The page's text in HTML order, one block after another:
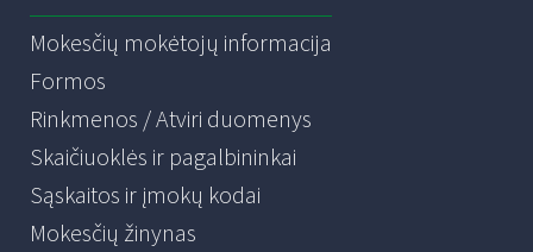
Mokesčių mokėtojų informacija
Formos
Rinkmenos / Atviri duomenys
Skaičiuoklės ir pagalbininkai
Sąskaitos ir įmokų kodai
Mokesčių žinynas